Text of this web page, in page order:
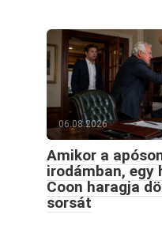
06.08.2026
Amikor a
irodámban, egy
Coon haragja
sorsát